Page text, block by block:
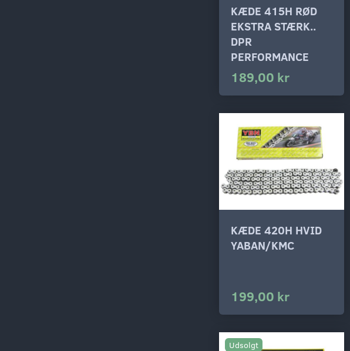
KÆDE 415H RØD
EKSTRA STÆRK..
DPR
PERFORMANCE
189,00 kr
KÆDE 420H HVID
YABAN/KMC
199,00 kr
Udsolgt